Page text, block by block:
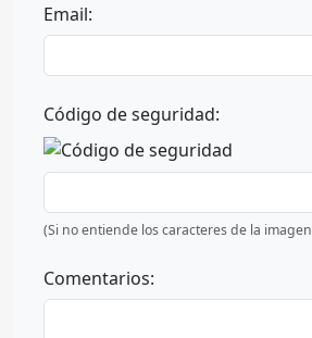
Email:
Código de seguridad:
(Si no entiende los caracteres de la imagen
Comentarios: